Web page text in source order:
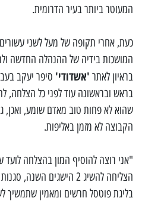
המעוטר ביותר בעיר הדרומית.
כעת, אחרי תקופה של מעל לשני
המושכות בידיה של ההנהלה החדשה
בראיון לאתר 'אשדודי' סיפר יעקב
בראש ובראשונה עוד לפני כל הצלחה,
שהוא לא פחות טוב מאדם שומע, ואכן,
הקבוצה לא מזמן באליפות.
"אני רוצה להוסיף המון בהצלחה
הצליחה להשיג 2 הישגים
בליגת פוטסל חרשים ומאמין שתמשיך